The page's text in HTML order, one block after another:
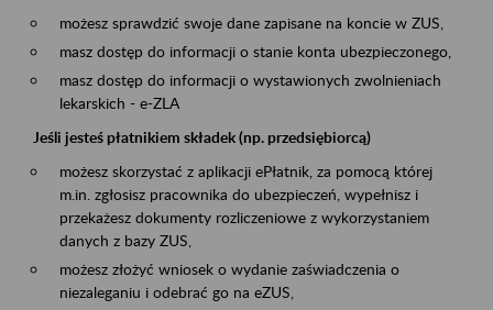
możesz sprawdzić swoje dane zapisane na koncie w ZUS,
masz dostęp do informacji o stanie konta ubezpieczonego,
masz dostęp do informacji o wystawionych zwolnieniach
lekarskich - e-ZLA
Jeśli jesteś płatnikiem składek (np. przedsiębiorcą)
możesz skorzystać z aplikacji ePłatnik, za pomocą której
m.in. zgłosisz pracownika do ubezpieczeń, wypełnisz i
przekażesz dokumenty rozliczeniowe z wykorzystaniem
danych z bazy ZUS,
możesz złożyć wniosek o wydanie zaświadczenia o
niezaleganiu i odebrać go na eZUS,